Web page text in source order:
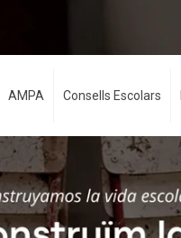
AMPA Consells Escolars